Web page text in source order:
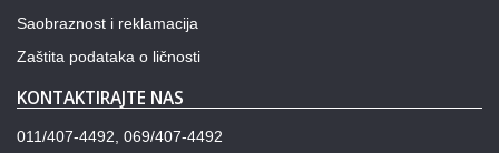
Saobraznost i reklamacija
Zaštita podataka o ličnosti
KONTAKTIRAJTE NAS
011/407-4492, 069/407-4492